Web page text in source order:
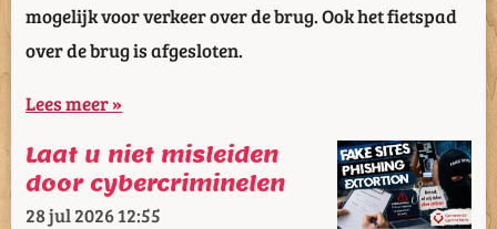
mogelijk voor verkeer over de brug. Ook het fietspad
over de brug is afgesloten.
Lees meer »
Laat u niet misleiden
door cybercriminelen
28 jul 202612:55